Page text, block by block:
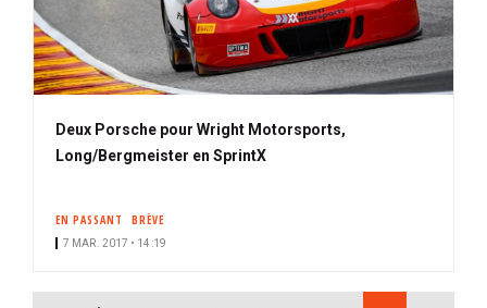
Deux Porsche pour Wright Motorsports,
Long/Bergmeister en SprintX
EN PASSANT BRÈVE
7 MAR. 2017 • 14:19